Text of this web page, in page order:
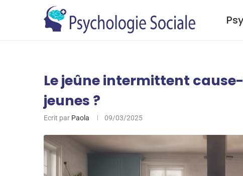
Le jeûne intermittent
jeunes ?
Ecrit par Paola 09/03/2025